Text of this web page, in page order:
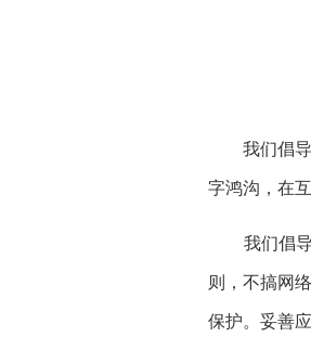
我们倡导发
字鸿沟，在
我们倡导
则，不搞网
保护。妥善